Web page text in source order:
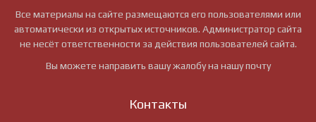
Все материалы на сайте размещаются его пользователями или
автоматически из открытых источников. Администратор сайта
не несёт ответственности за действия пользователей сайта.
Вы можете направить вашу жалобу на нашу почту
Контакты